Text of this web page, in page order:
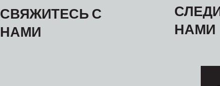
СВЯЖИТЕСЬ С
НАМИ
НАМИ